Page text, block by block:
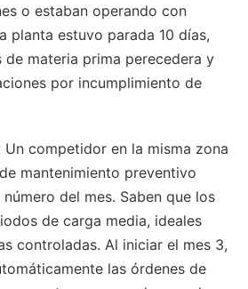
o estaban operando con
planta estuvo parada 10 días,
de materia prima perecedera y
por incumplimiento de
competidor en la misma zona
mantenimiento preventivo
del mes. Saben que los
de carga media, ideales
controladas. Al iniciar el mes 3,
las órdenes de